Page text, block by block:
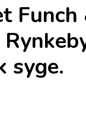
Funch
syge.